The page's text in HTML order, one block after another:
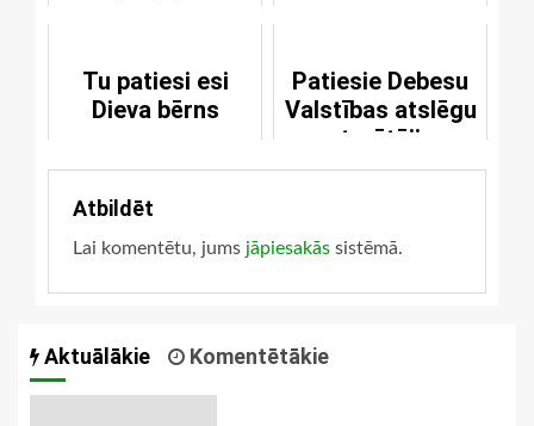
Tu patiesi esi
Dieva bērns
Patiesie Debesu
Valstības atslēgu
turētāji
Atbildēt
Lai komentētu, jums jāpiesakās sistēmā.
Aktuālākie Komentētākie